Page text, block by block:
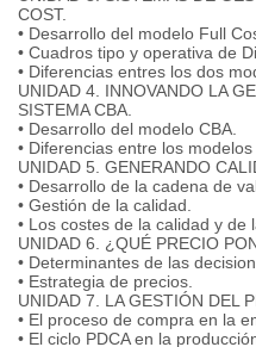
COST.
• Desarrollo del modelo Full
• Cuadros tipo y operativa de
• Diferencias entres los dos
UNIDAD 4. INNOVANDO LA
SISTEMA CBA.
• Desarrollo del modelo CBA.
• Diferencias entre los
UNIDAD 5. GENERANDO
• Desarrollo de la cadena de
• Gestión de la calidad.
• Los costes de la calidad y de
UNIDAD 6. ¿QUÉ PRECIO
• Determinantes de las
• Estrategia de precios.
UNIDAD 7. LA GESTIÓN DEL
• El proceso de compra en la
• El ciclo PDCA en la